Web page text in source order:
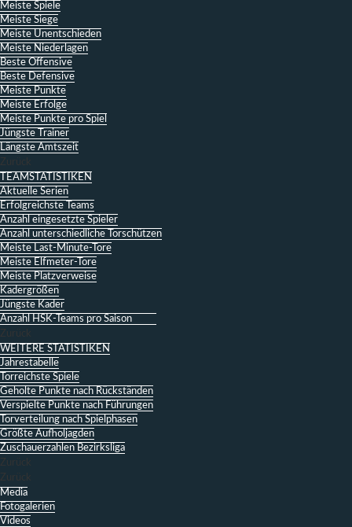
Meiste Spiele
Meiste Siege
Meiste Unentschieden
Meiste Niederlagen
Beste Offensive
Beste Defensive
Meiste Punkte
Meiste Erfolge
Meiste Punkte pro Spiel
Jüngste Trainer
Längste Amtszeit
Zurück
TEAMSTATISTIKEN
Aktuelle Serien
Erfolgreichste Teams
Anzahl eingesetzte Spieler
Anzahl unterschiedliche Torschützen
Meiste Last-Minute-Tore
Meiste Elfmeter-Tore
Meiste Platzverweise
Kadergrößen
Jüngste Kader
Anzahl HSK-Teams pro Saison
Zurück
WEITERE STATISTIKEN
Jahrestabelle
Torreichste Spiele
Geholte Punkte nach Rückständen
Verspielte Punkte nach Führungen
Torverteilung nach Spielphasen
Größte Aufholjagden
Zuschauerzahlen Bezirksliga
Zurück
Zurück
Media
Fotogalerien
Videos